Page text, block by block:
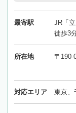
最寄駅
JR「
徒歩3
所在地 〒190-
対応エリア 東京、